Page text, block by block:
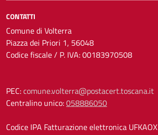
CONTATTI
Comune di Volterra
Piazza dei Priori 1, 56048
Codice fiscale / P. IVA: 00183970508
PEC:comune.volterra@postacert.toscana.it
Centralino unico:058886050
Codice IPA Fatturazione elettronica UFKAOX